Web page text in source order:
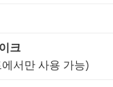
서만 사용 가능)